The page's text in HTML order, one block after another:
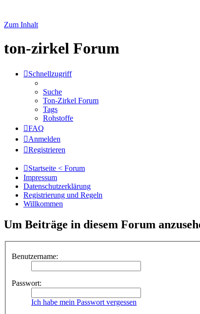
Zum Inhalt
ton-zirkel Forum
Schnellzugriff
Suche
Ton-Zirkel Forum
Tags
Rohstoffe
FAQ
Anmelden
Registrieren
Startseite < Forum
Impressum
Datenschutzerklärung
Registrierung und Regeln
Willkommen
Um Beiträge in diesem Forum
Benutzername:
Passwort:
Ich habe mein Passwort vergessen